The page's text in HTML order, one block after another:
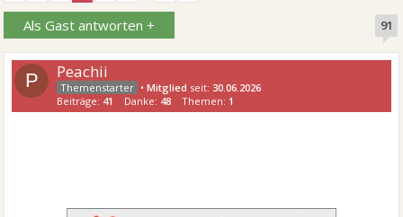
Als Gast antworten + 91
P Peachii
•Mitglied seit:30.06.2026
Beiträge: 41 Danke: 48 Themen: 1